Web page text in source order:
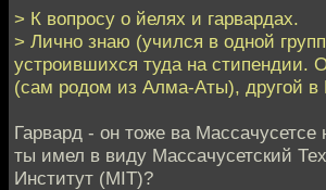
> К вопросу о йелях и гарвардах.
> Лично знаю (учился в одной
устроившихся туда на стипендии.
(сам родом из Алма-Аты), другой в
Гарвард - он тоже ва Массачусетсе
ты имел в виду Массачусетский
Институт (MIT)?